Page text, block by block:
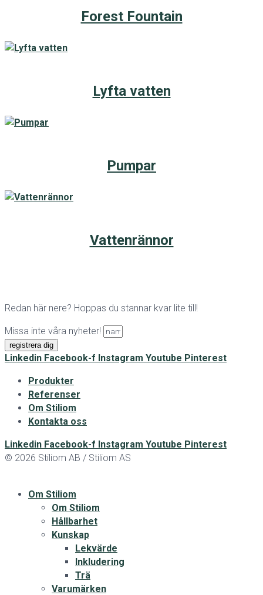
Forest Fountain
Lyfta vatten
Pumpar
Vattenrännor
Redan här nere? Hoppas du stannar kvar lite till!
Missa inte våra nyheter!
registrera dig
Linkedin Facebook-f Instagram Youtube Pinterest
Produkter
Referenser
Om Stiliom
Kontakta oss
Linkedin Facebook-f Instagram Youtube Pinterest
© 2026 Stiliom AB / Stiliom AS
Om Stiliom
Om Stiliom
Hållbarhet
Kunskap
Lekvärde
Inkludering
Trä
Varumärken